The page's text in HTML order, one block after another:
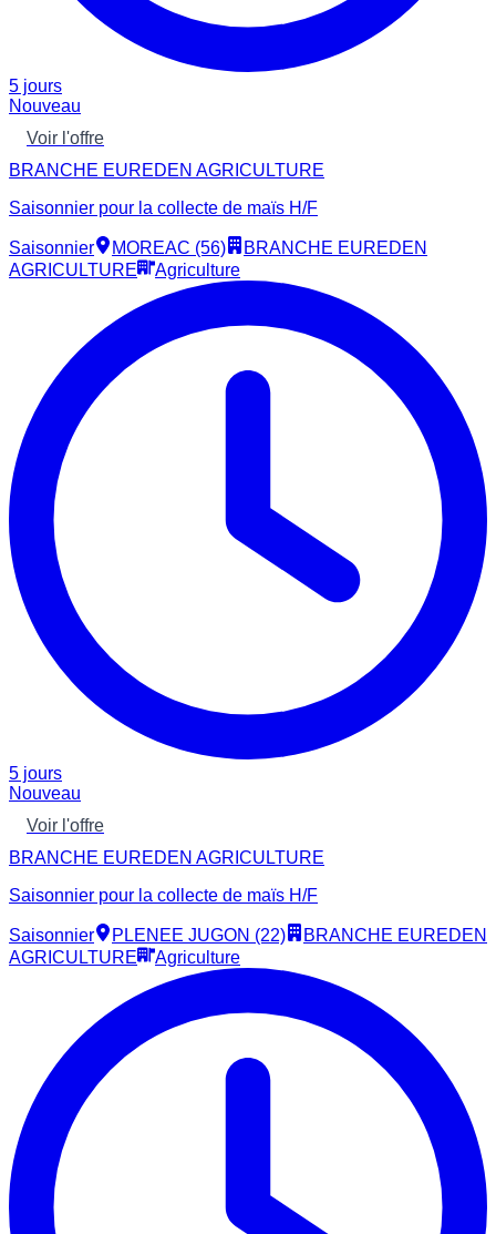
5 jours
Nouveau
Voir l'offre
BRANCHE EUREDEN AGRICULTURE
Saisonnier pour la collecte de maïs H/F
Saisonnier MOREAC (56)
BRANCHE EUREDEN
AGRICULTURE
Agriculture
5 jours
Nouveau
Voir l'offre
BRANCHE EUREDEN AGRICULTURE
Saisonnier pour la collecte de maïs H/F
Saisonnier PLENEE JUGON (22)
BRANCHE EUREDEN
AGRICULTURE
Agriculture